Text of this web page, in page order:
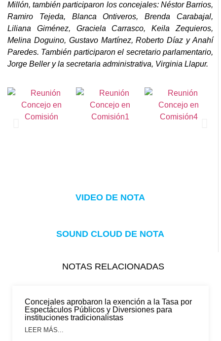
Millón, también participaron los concejales: Néstor Barrios,
Ramiro Tejeda, Blanca Ontiveros, Brenda Carabajal,
Liliana Giménez, Graciela Carrasco, Keila Zequieros,
Melina Doguino, Gustavo Martínez, Roberto Díaz y Anahí
Paredes. También participaron el secretario parlamentario,
Jorge Beller y la secretaria administrativa, Virginia Llapur.
VIDEO DE NOTA
SOUND CLOUD DE NOTA
NOTAS RELACIONADAS
Concejales aprobaron la exención a la Tasa por
Espectáculos Públicos y Diversiones para
instituciones tradicionalistas
LEER MÁS...